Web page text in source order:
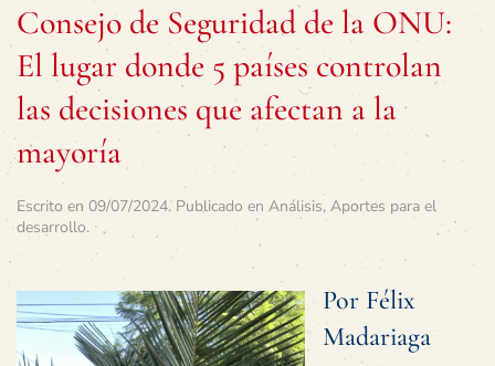
Consejo de Seguridad de la ONU:
El lugar donde 5 países controlan
las decisiones que afectan a la
mayoría
Escrito en 09/07/2024. Publicado en Análisis, Aportes para el
desarrollo.
Por Félix
Madariaga